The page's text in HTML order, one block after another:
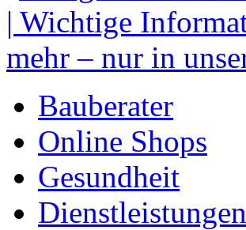
Bauberater
Online Shops
Gesundheit
Dienstleistungen